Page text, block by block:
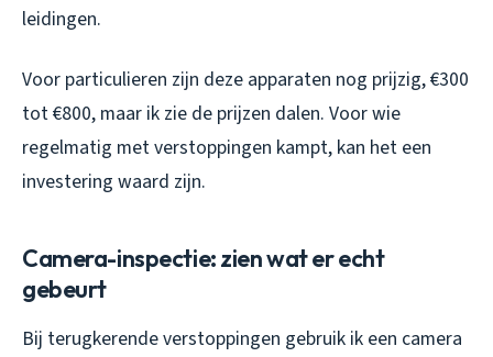
leidingen.
Voor particulieren zijn deze apparaten nog prijzig, €300
tot €800, maar ik zie de prijzen dalen. Voor wie
regelmatig met verstoppingen kampt, kan het een
investering waard zijn.
Camera-inspectie: zien wat er echt
gebeurt
Bij terugkerende verstoppingen gebruik ik een camera